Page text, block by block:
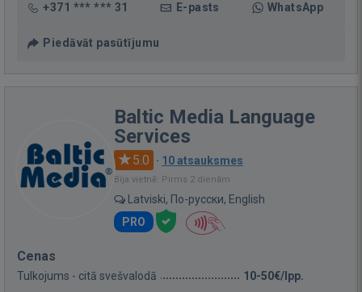
+371 *** *** 31 E-pasts WhatsApp
Piedāvāt pasūtījumu
Baltic Media Language
Services
5.0 · 10 atsauksmes
Bija vietnē: Pirms 2 dienām
Latviski, По-русски, English
PRO
Cenas
Tulkojums - citā svešvalodā 10-50€/lpp.